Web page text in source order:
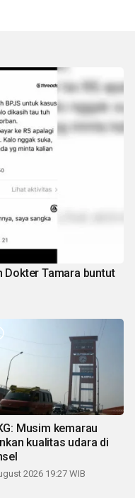
Dokter Tamara buntut
Musim kemarau
kualitas udara di
2026 19:27 WIB